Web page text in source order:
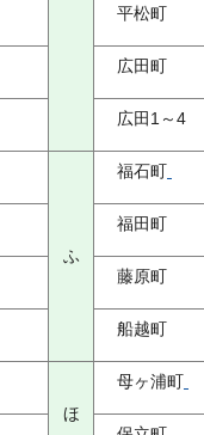
平松町
広田町
広田1～4
ふ
福石町
福田町
藤原町
船越町
ほ
母ヶ浦町